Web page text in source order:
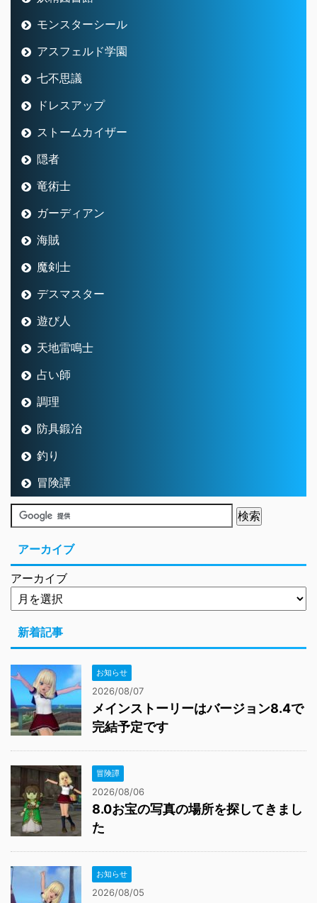
モンスターシール
アスフェルド学園
七不思議
ドレスアップ
ストームカイザー
隠者
竜術士
ガーディアン
海賊
魔剣士
デスマスター
遊び人
天地雷鳴士
占い師
調理
防具鍛冶
釣り
冒険譚
アーカイブ
アーカイブ
新着記事
お知らせ
2026/08/07
メインストーリーはバージョン8.4で
完結予定です
冒険譚
2026/08/06
8.0お宝の写真の場所を探してきまし
た
お知らせ
2026/08/05